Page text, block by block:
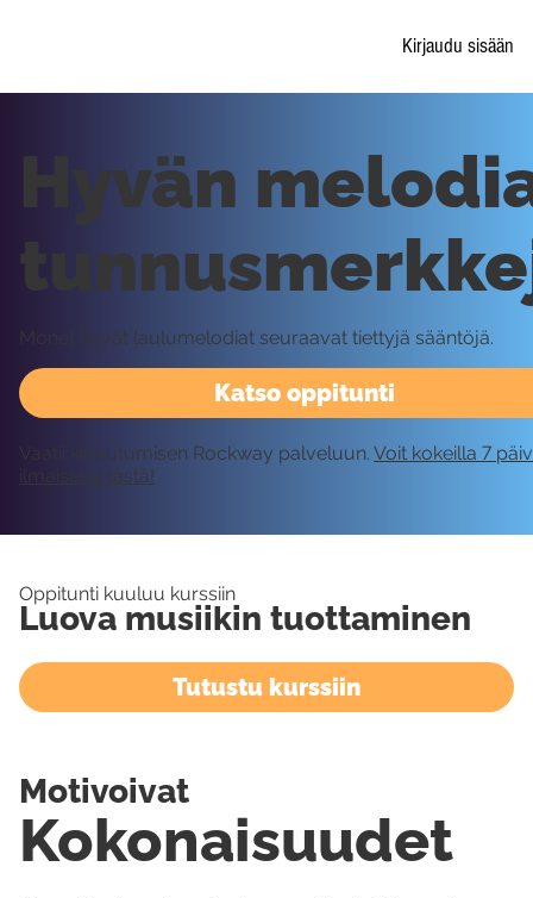
Kirjaudu sisään
Katso oppitunti
Hyvän
Monet hyvät laulumelodiat seuraavat tiettyjä sääntöjä.
Vaatii kirjautumisen Rockway palveluun. Voit kokeilla 7
ilmaiseksi tästä!
Oppitunti kuuluu kurssiin
Luova musiikin tuottaminen
Tutustu kurssiin
Kokonaisuudet
Motivoivat